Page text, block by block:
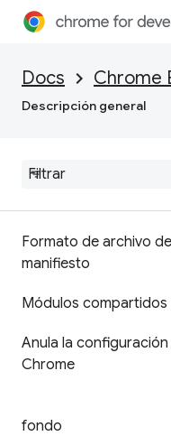
Docs Chrome
Descripción general
Formato de archivo de
manifiesto
Módulos compartidos
Anula la
Chrome
fondo